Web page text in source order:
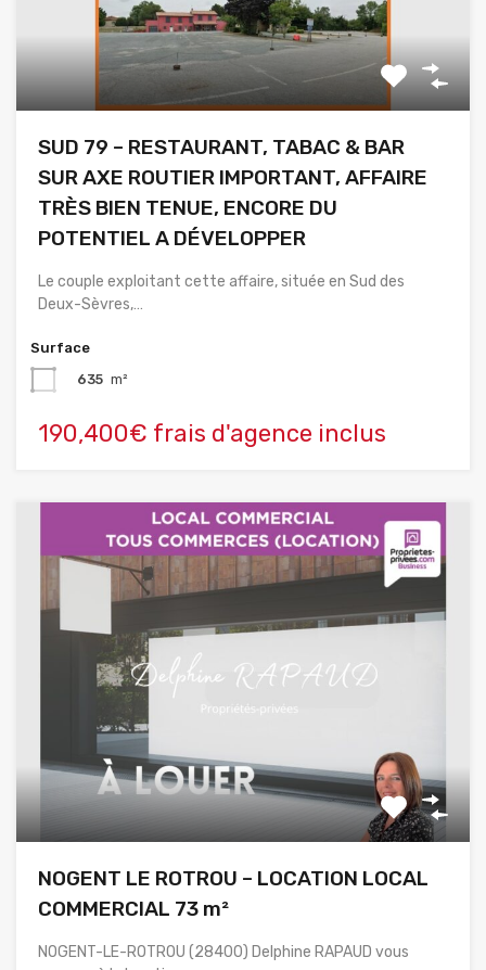
SUD 79 – RESTAURANT, TABAC & BAR
SUR AXE ROUTIER IMPORTANT, AFFAIRE
TRÈS BIEN TENUE, ENCORE DU
POTENTIEL A DÉVELOPPER
Le couple exploitant cette affaire, située en Sud des
Deux-Sèvres,…
Surface
635 m²
190,400€ frais d'agence inclus
NOGENT LE ROTROU – LOCATION LOCAL
COMMERCIAL 73 m²
NOGENT-LE-ROTROU (28400) Delphine RAPAUD vous